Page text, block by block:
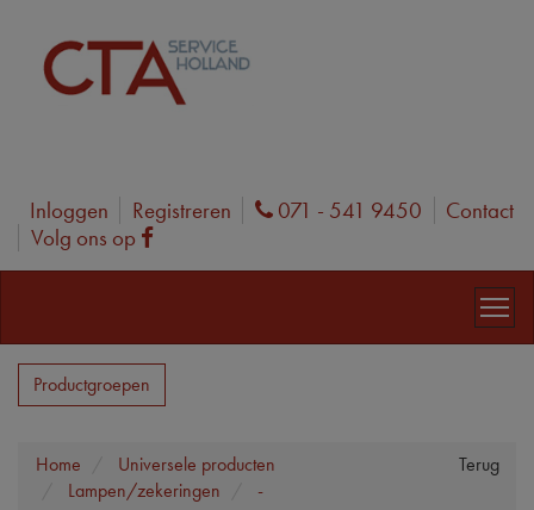
Inloggen Registreren Phone
071 - 541 9450
Contact
Volg ons op
Facebook
Productgroepen
Terug
Home
Universele producten
Lampen/zekeringen
-